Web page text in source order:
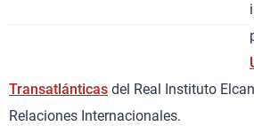
Transatlánticas del Real Instituto
Relaciones Internacionales.